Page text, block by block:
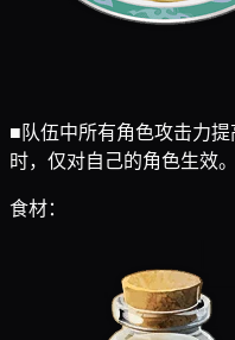
■队伍中所有角色攻击力
时，仅对自己的角色生效。
食材：